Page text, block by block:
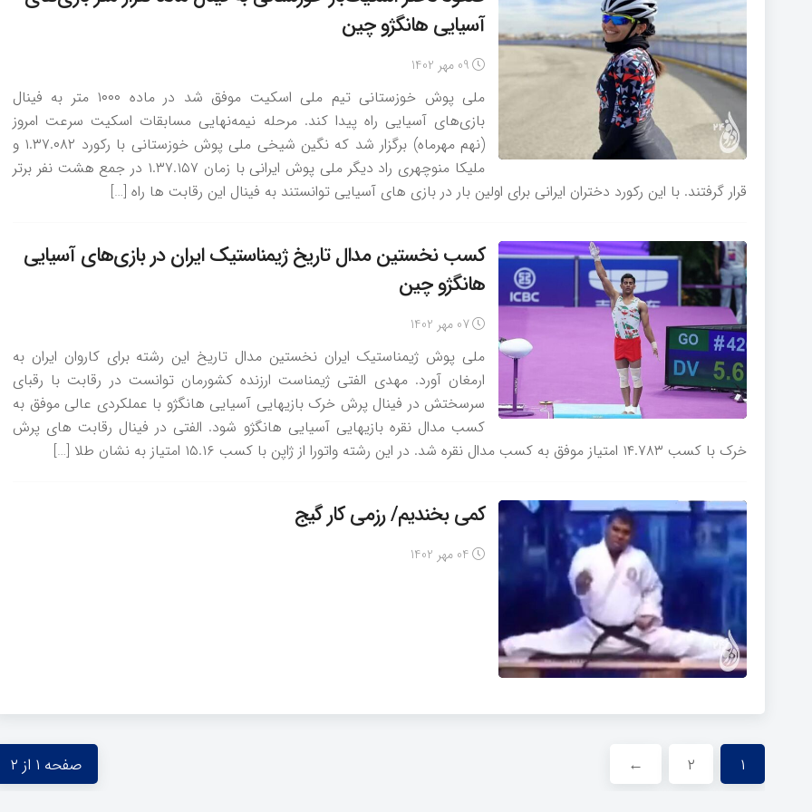
آسیایی هانگژو چین
09 مهر 1402
ملی پوش خوزستانی تیم ملی اسکیت موفق شد در ماده ۱۰۰۰ متر به فینال
بازی‌های آسیایی راه پیدا کند. مرحله نیمه‌نهایی مسابقات اسکیت سرعت امروز
(نهم مهرماه) برگزار شد که نگین شیخی ملی پوش خوزستانی با رکورد ۱.۳۷.۰۸۲ و
ملیکا منوچهری راد دیگر ملی پوش ایرانی با زمان ۱.۳۷.۱۵۷ در جمع هشت نفر برتر
قرار گرفتند. با این رکورد دختران ایرانی برای اولین بار در بازی های آسیایی توانستند به فینال این رقابت ها راه […]
کسب نخستین مدال تاریخ ژیمناستیک ایران در بازی‌های آسیایی
هانگژو چین
07 مهر 1402
ملی پوش ژیمناستیک ایران نخستین مدال تاریخ این رشته برای کاروان ایران به
ارمغان آورد. مهدی الفتی ژیمناست ارزنده کشورمان توانست در رقابت با رقبای
سرسختش در فینال پرش خرک بازیهایی آسیایی هانگژو با عملکردی عالی موفق به
کسب مدال نقره بازیهایی آسیایی هانگژو شود. الفتی در فینال رقابت های پرش
خرک با کسب ۱۴.۷۸۳ امتیاز موفق به کسب مدال نقره شد. در این رشته واتورا از ژاپن با کسب ۱۵.۱۶ امتیاز به نشان طلا […]
کمی بخندیم/ رزمی کار گیج
04 مهر 1402
صفحه ۱ از ۲ ۱ ۲ ←